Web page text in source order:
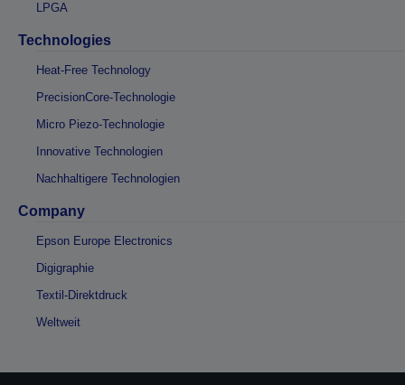
LPGA
Technologies
Heat-Free Technology
PrecisionCore-Technologie
Micro Piezo-Technologie
Innovative Technologien
Nachhaltigere Technologien
Company
Epson Europe Electronics
Digigraphie
Textil-Direktdruck
Weltweit